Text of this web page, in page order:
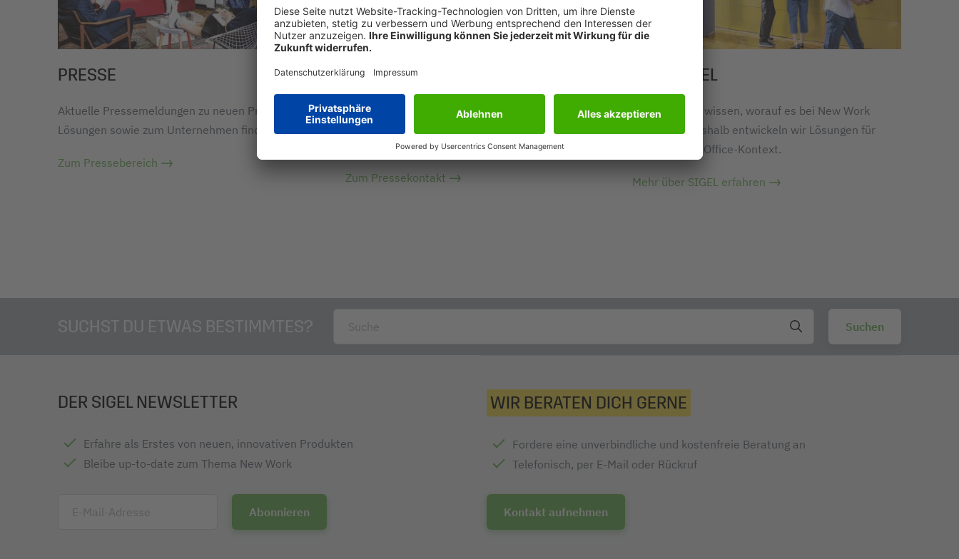
PRESSE
Aktuelle Pressemeldungen zu neuen Produkten und
Lösungen sowie zum Unternehmen finden Sie hier.
Zum Pressebereich
PRESSEKONTAKT
Sie haben Interesse an weiterführenden
Informationen und Bildern? Kontaktieren Sie uns
Zum Pressekontakt
ÜBER SIGEL
Wir bei SIGEL wissen, worauf es bei New Work
ankommt. Deshalb entwickeln wir Lösungen für
Menschen im Office-Kontext.
Mehr über SIGEL erfahren
SUCHST DU ETWAS BESTIMMTES?
DER SIGEL NEWSLETTER
Erfahre als Erstes von neuen, innovativen Produkten
Bleibe up-to-date zum Thema New Work
E-Mail-Adresse
WIR BERATEN DICH GERNE
Fordere eine unverbindliche und kostenfreie Beratung an
Telefonisch, per E-Mail oder Rückruf
Kontakt aufnehmen